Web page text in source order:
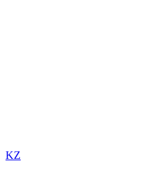
KZ